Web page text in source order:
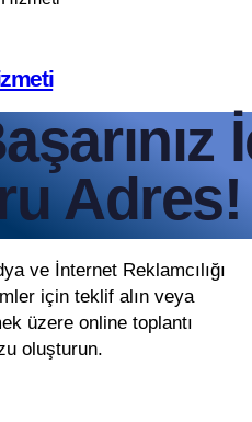
Adres!
ve İnternet Reklamcılığı
için teklif alın veya
üzere online toplantı
oluşturun.